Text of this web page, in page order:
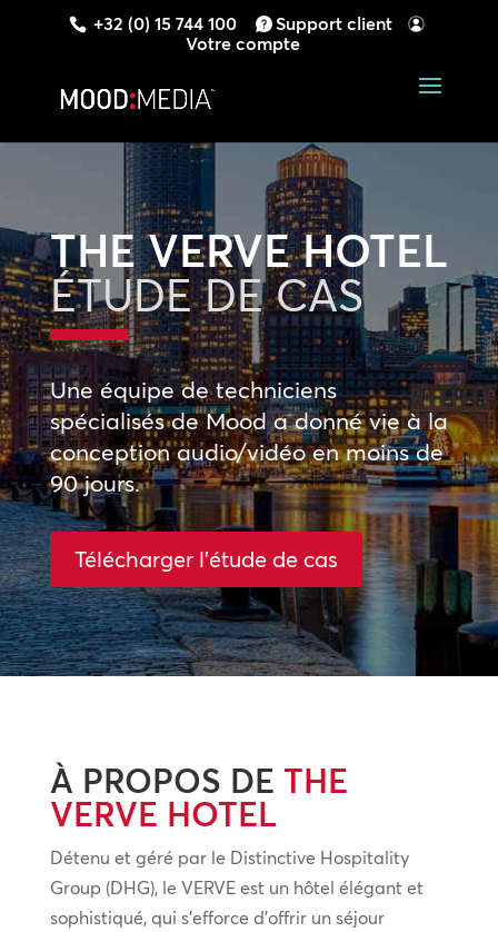
+32 (0) 15 744 100
Support client
Votre compte
THE VERVE HOTEL
ÉTUDE DE CAS
Une équipe de techniciens
spécialisés de Mood a donné vie à la
conception audio/vidéo en moins de
90 jours.
Télécharger l'étude de cas
À PROPOS DE THE
VERVE HOTEL
Détenu et géré par le Distinctive Hospitality
Group (DHG), le VERVE est un hôtel élégant et
sophistiqué, qui s’efforce d’offrir un séjour